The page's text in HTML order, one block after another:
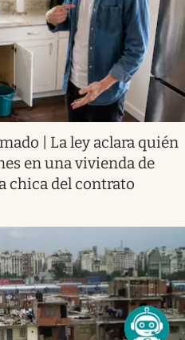
| La ley aclara quién
en una vivienda de
chica del contrato